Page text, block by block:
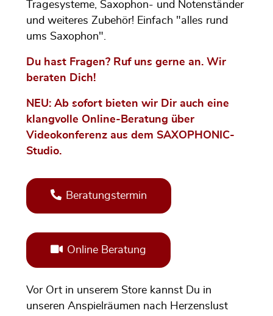
Tragesysteme, Saxophon- und Notenständer
und weiteres Zubehör! Einfach "alles rund
ums Saxophon".
Du hast Fragen? Ruf uns gerne an. Wir
beraten Dich!
NEU: Ab sofort bieten wir Dir auch eine
klangvolle Online-Beratung über
Videokonferenz aus dem SAXOPHONIC-
Studio.
Beratungstermin
Online Beratung
Vor Ort in unserem Store kannst Du in
unseren Anspielräumen nach Herzenslust